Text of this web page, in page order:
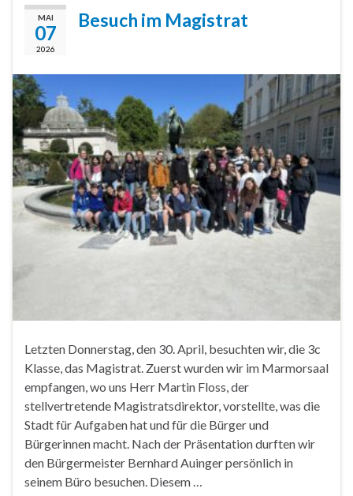
MAI
07
2026
Besuch im Magistrat
Letzten Donnerstag, den 30. April, besuchten wir, die 3c
Klasse, das Magistrat. Zuerst wurden wir im Marmorsaal
empfangen, wo uns Herr Martin Floss, der
stellvertretende Magistratsdirektor, vorstellte, was die
Stadt für Aufgaben hat und für die Bürger und
Bürgerinnen macht. Nach der Präsentation durften wir
den Bürgermeister Bernhard Auinger persönlich in
seinem Büro besuchen. Diesem …